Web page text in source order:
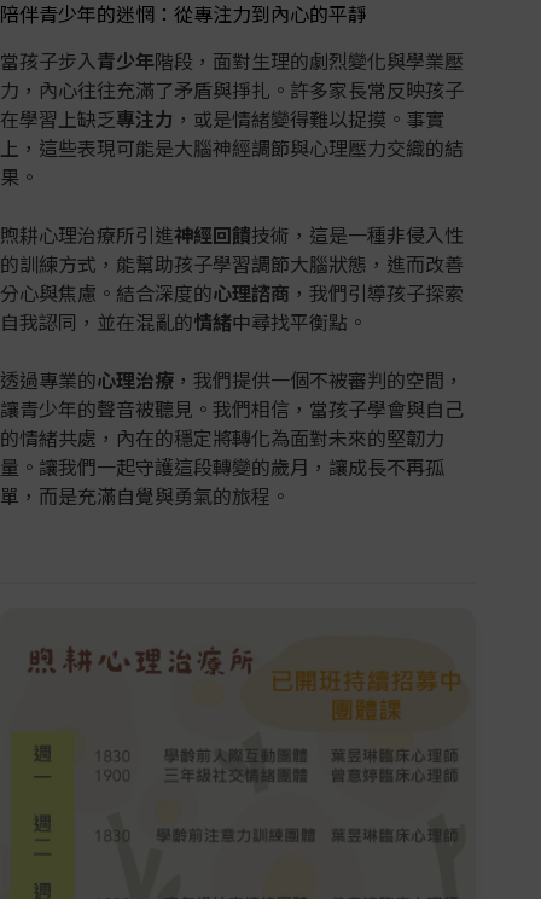
陪伴青少年的迷惘：從專注力到內心的平靜
當孩子步入青少年階段，面對生理的劇烈變化與學業壓
力，內心往往充滿了矛盾與掙扎。許多家長常反映孩子
在學習上缺乏專注力 ，或是情緒變得難以捉摸。事實
上，這些表現可能是大腦神經調節與心理壓力交織的結
果。
煦耕心理治療所引進神經回饋技術，這是一種非侵入性
的訓練方式，能幫助孩子學習調節大腦狀態，進而改善
分心與焦慮。結合深度的心理諮商 ，我們引導孩子探索
自我認同，並在混亂的情緒中尋找平衡點。
透過專業的心理治療 ，我們提供一個不被審判的空間，
讓青少年的聲音被聽見。我們相信，當孩子學會與自己
的情緒共處，內在的穩定將轉化為面對未來的堅韌力
量。讓我們一起守護這段轉變的歲月，讓成長不再孤
單，而是充滿自覺與勇氣的旅程。